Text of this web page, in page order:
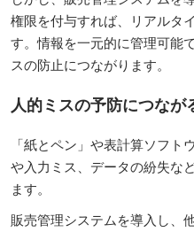
権限を付与すれば、リアルタ
す。情報を一元的に管理可能
スの防止につながります。
人的ミスの予防につなが
「紙とペン」や表計算ソフト
や入力ミス、データの紛失な
ます。
販売管理システムを導入し、